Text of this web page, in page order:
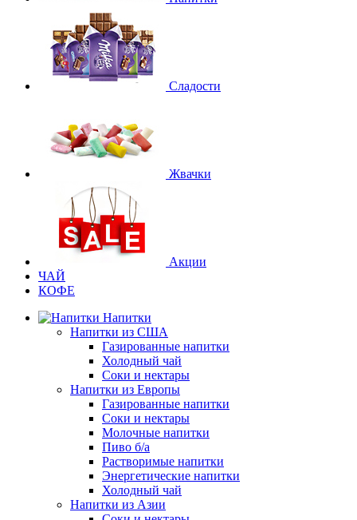
Сладости
Жвачки
Акции
ЧАЙ
КОФЕ
Напитки
Напитки из США
Газированные напитки
Холодный чай
Соки и нектары
Напитки из Европы
Газированные напитки
Соки и нектары
Молочные напитки
Пиво б/а
Растворимые напитки
Энергетические напитки
Холодный чай
Напитки из Азии